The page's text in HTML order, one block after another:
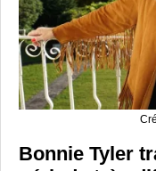
Bonnie Tyler